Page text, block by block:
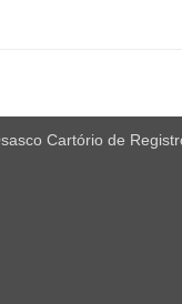
Cartório de